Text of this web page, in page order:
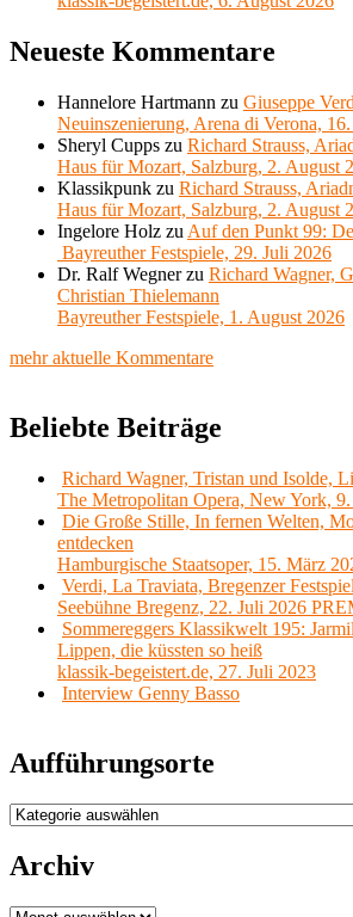
Neueste Kommentare
Hannelore Hartmann zu Giuseppe
Neuinszenierung, Arena di Verona,
Sheryl Cupps zu Richard Strauss,
Haus für Mozart, Salzburg, 2. August
Klassikpunk zu Richard Strauss,
Haus für Mozart, Salzburg, 2. August
Ingelore Holz zu Auf den Punkt 99:
Bayreuther Festspiele, 29. Juli 2026
Dr. Ralf Wegnerzu Richard Wagner,
Christian Thielemann
Bayreuther Festspiele, 1. August 2026
mehr aktuelle Kommentare
Beliebte Beiträge
Richard Wagner, Tristan und Isolde,
The Metropolitan Opera, New York,
Die Große Stille, In fernen Welten,
entdecken
Hamburgische Staatsoper, 15. März
Verdi, La Traviata, Bregenzer
Seebühne Bregenz, 22. Juli 2026
Sommereggers Klassikwelt 195:
Lippen, die küssten so heiß
klassik-begeistert.de, 27. Juli 2023
Interview Genny Basso
Aufführungsorte
Aufführungsorte
Archiv